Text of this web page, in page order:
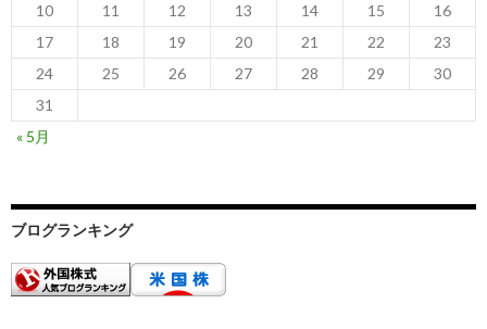
10
11 12 13 14 15
16
17
18 19 20 21 22
23
24
25 26 27 28 29
30
31
« 5月
ブログランキング